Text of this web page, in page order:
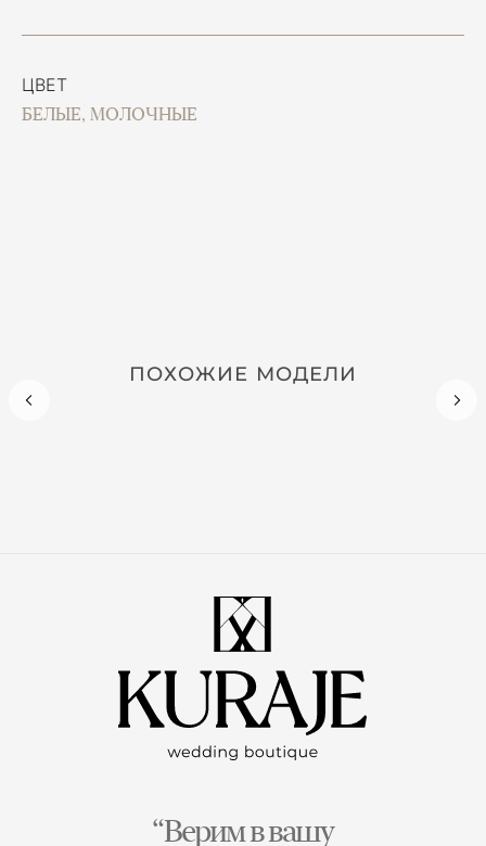
ЦВЕТ
БЕЛЫЕ, МОЛОЧНЫЕ
ПОХОЖИЕ МОДЕЛИ
“Верим в вашу